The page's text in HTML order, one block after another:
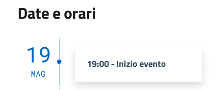
Date e orari
19
MAG
19:00 - Inizio evento